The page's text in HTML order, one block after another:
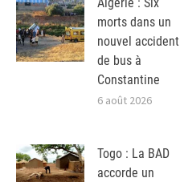
morts dans un
nouvel accident
de bus à
Constantine
6 août 2026
Togo : La BAD
accorde un